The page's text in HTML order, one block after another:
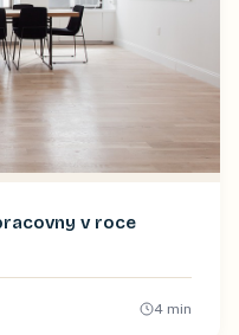
v roce
4 min